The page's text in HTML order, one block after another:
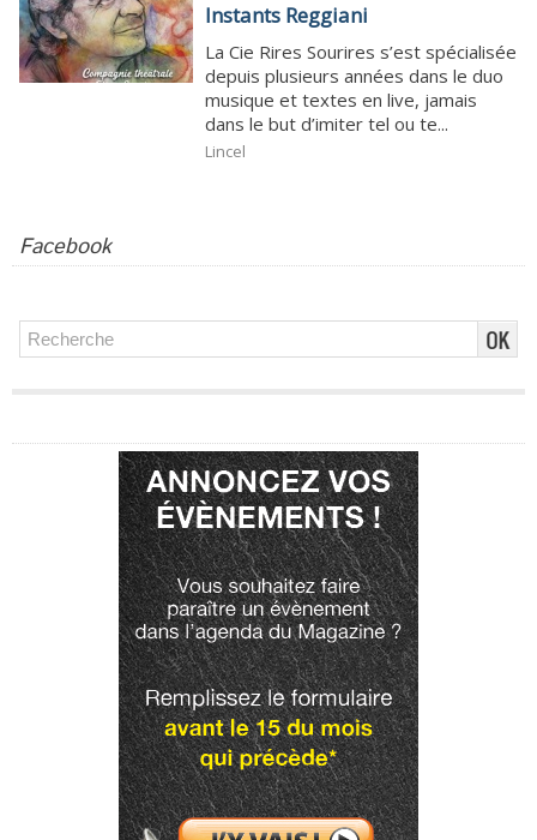
Instants Reggiani
La Cie Rires Sourires s’est spécialisée
depuis plusieurs années dans le duo
musique et textes en live, jamais
dans le but d’imiter tel ou te...
Lincel
Facebook